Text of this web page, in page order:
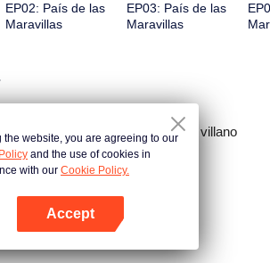
EP02: País de las
Maravillas
EP03: País de las
Maravillas
El sistema de auto-salvación del villano
escoria
Mundo de los Inmortales
the website, you are agreeing to our
and the use of cookies in
with our Cookie Policy.
Accept